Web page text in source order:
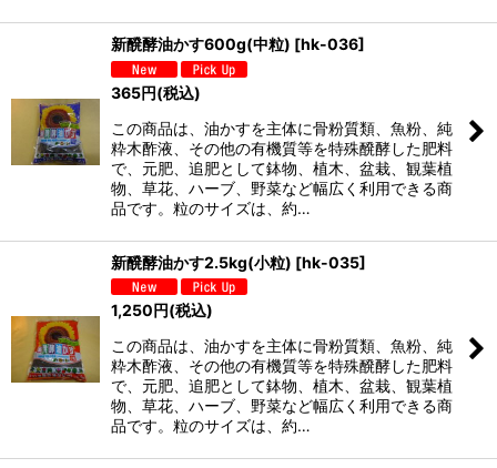
新醗酵油かす600g(中粒) [hk-036]
365円(税込)
この商品は、油かすを主体に骨粉質類、魚粉、純
粋木酢液、その他の有機質等を特殊醗酵した肥料
で、元肥、追肥として鉢物、植木、盆栽、観葉植
物、草花、ハーブ、野菜など幅広く利用できる商
品です。粒のサイズは、約…
新醗酵油かす2.5kg(小粒) [hk-035]
1,250円(税込)
この商品は、油かすを主体に骨粉質類、魚粉、純
粋木酢液、その他の有機質等を特殊醗酵した肥料
で、元肥、追肥として鉢物、植木、盆栽、観葉植
物、草花、ハーブ、野菜など幅広く利用できる商
品です。粒のサイズは、約…